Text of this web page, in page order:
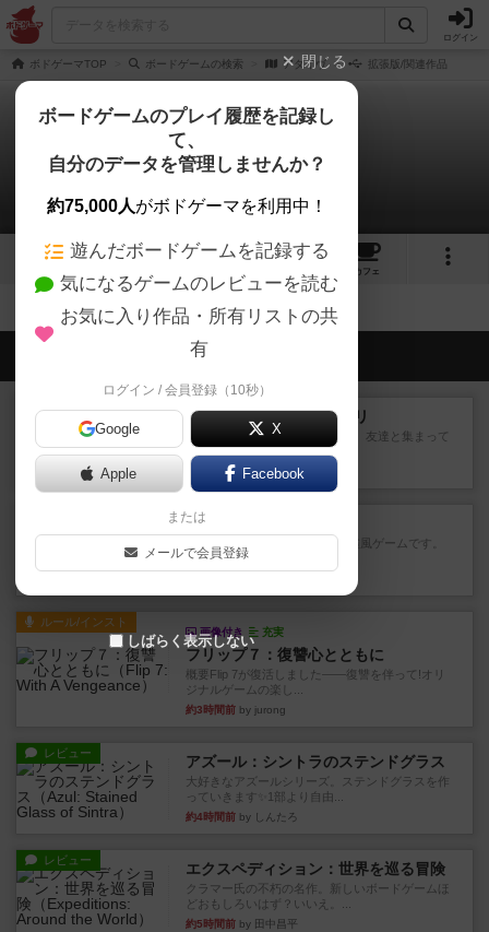
ログイン
ボドゲーマTOP ボードゲームの検索 アダイヴ 拡張版/関連作品
アダイヴ
拡張/関連作品 0件
2 2 1
カフェ
会員の新しい投稿
レビュー ナンジャモンジャ・ミドリ
私は吃音を持っているのですが、友達と集まって
このゲームをした際、3ゲー...
約2時間前 by 155973
ジンラミー
トランプで遊べる2人対戦の麻雀風ゲームです。
10枚の手札で、同じスーツ...
ルール/インスト
画像付き 充実
フリップ７：復讐心とともに
概要Flip 7が復活しました――復讐を伴って!オリ
ジナルゲームの楽し...
約3時間前 by jurong
レビュー アズール：シントラのステンドグラス
大好きなアズールシリーズ。ステンドグラスを作
っていきます✨1部より自由...
約4時間前 by しんたろ
レビュー エクスペディション：世界を巡る冒険
クラマー氏の不朽の名作。新しいボードゲームほ
どおもしろいはず？いいえ。...
約5時間前 by 田中昌平
閉じる
ボードゲームのプレイ履歴を記録し
て、
自分のデータを管理しませんか？
約75,000人がボドゲーマを利用中！
遊んだボードゲームを記録する
気になるゲームのレビューを読む
お気に入り作品・所有リストの共
有
ログイン / 会員登録（10秒）
Google X
Apple Facebook
または
メールで会員登録
しばらく表示しない